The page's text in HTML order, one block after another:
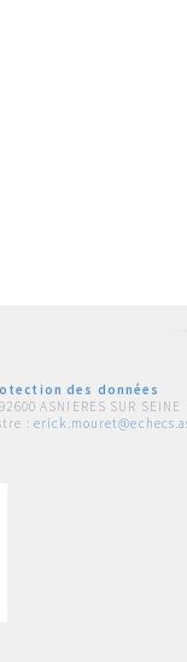
des données
ASNIERES SUR SEINE
: